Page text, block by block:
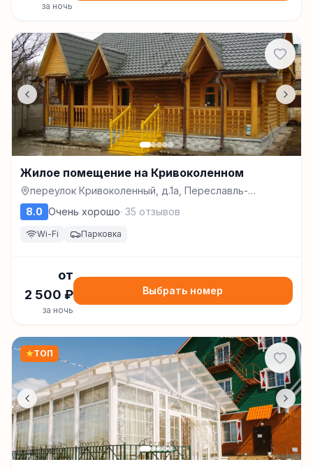
за ночь
Жилое помещение на Кривоколенном
переулок Кривоколенный, д.1а, Переславль-
Залесский
8.0 Очень хорошо· 35 отзывов
Wi-Fi Парковка
от
2 500 ₽
за ночь
Выбрать номер
★ТОП